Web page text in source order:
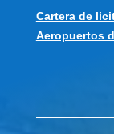
Cartera de
Aeropuertos